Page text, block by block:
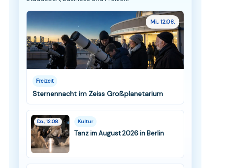
Mi., 12.08.
Freizeit
Sternennacht im Zeiss Großplanetarium
Do., 13.08. Kultur
Tanz im August 2026 in Berlin